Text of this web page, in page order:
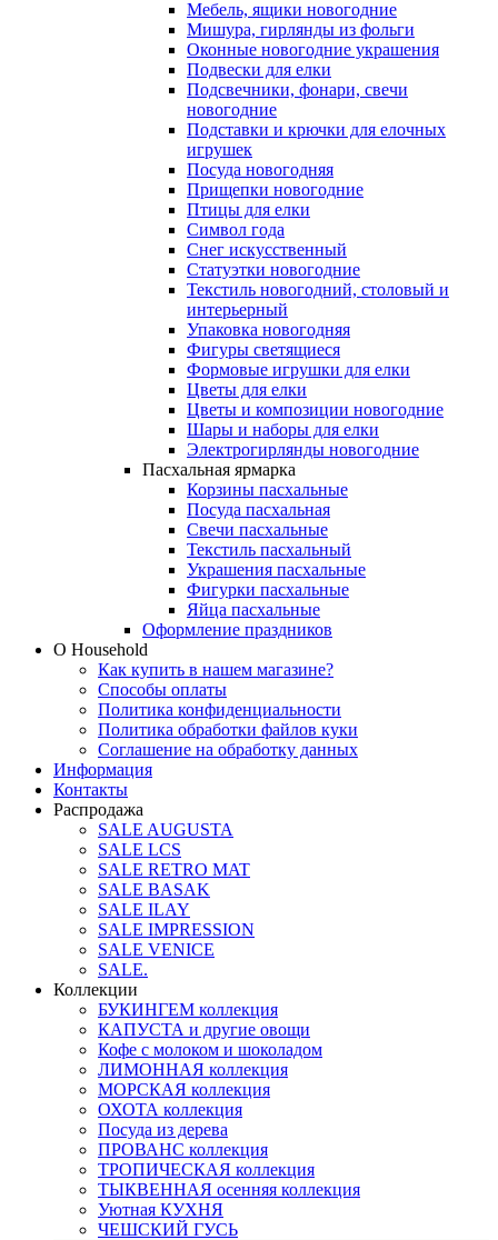
Мебель, ящики новогодние
Мишура, гирлянды из фольги
Оконные новогодние украшения
Подвески для елки
Подсвечники, фонари, свечи
новогодние
Подставки и крючки для елочных
игрушек
Посуда новогодняя
Прищепки новогодние
Птицы для елки
Символ года
Снег искусственный
Статуэтки новогодние
Текстиль новогодний, столовый и
интерьерный
Упаковка новогодняя
Фигуры светящиеся
Формовые игрушки для елки
Цветы для елки
Цветы и композиции новогодние
Шары и наборы для елки
Электрогирлянды новогодние
Пасхальная ярмарка
Корзины пасхальные
Посуда пасхальная
Свечи пасхальные
Текстиль пасхальный
Украшения пасхальные
Фигурки пасхальные
Яйца пасхальные
Оформление праздников
О Household
Как купить в нашем магазине?
Способы оплаты
Политика конфиденциальности
Политика обработки файлов куки
Соглашение на обработку данных
Информация
Контакты
Распродажа
SALE AUGUSTA
SALE LCS
SALE RETRO MAT
SALE BASAK
SALE ILAY
SALE IMPRESSION
SALE VENICE
SALE.
Коллекции
БУКИНГЕМ коллекция
КАПУСТА и другие овощи
Кофе с молоком и шоколадом
ЛИМОННАЯ коллекция
МОРСКАЯ коллекция
ОХОТА коллекция
Посуда из дерева
ПРОВАНС коллекция
ТРОПИЧЕСКАЯ коллекция
ТЫКВЕННАЯ осенняя коллекция
Уютная КУХНЯ
ЧЕШСКИЙ ГУСЬ